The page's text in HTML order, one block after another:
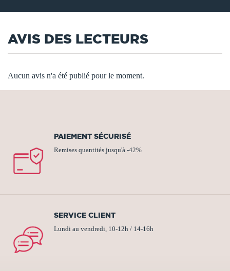
AVIS DES LECTEURS
Aucun avis n'a été publié pour le moment.
PAIEMENT SÉCURISÉ
Remises quantités jusqu'à -42%
SERVICE CLIENT
Lundi au vendredi, 10-12h / 14-16h